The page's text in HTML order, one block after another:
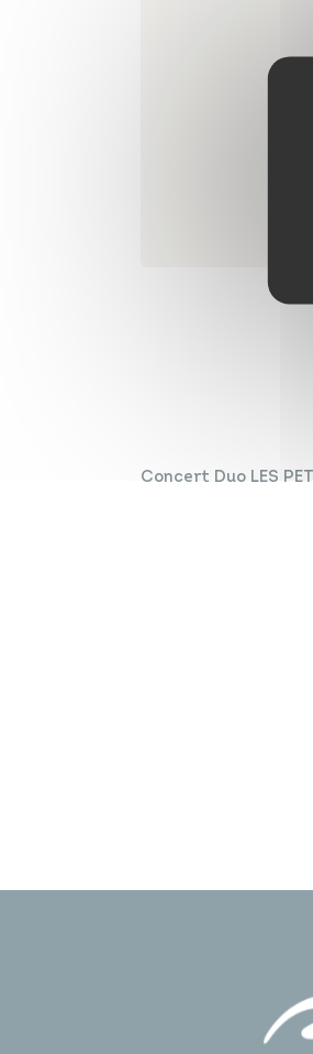
Concert Duo LES